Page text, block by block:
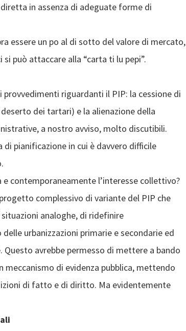
in assenza di adeguate forme di
essere un po al di sotto del valore di mercato,
può attaccare alla “carta ti lu pepi”.
riguardanti il PIP: la cessione di
dei tartari) e la alienazione della
a nostro avviso, molto discutibili.
di pianificazione in cui è davvero difficile
contemporaneamente l’interesse collettivo?
complessivo di variante del PIP che
analoghe, di ridefinire
urbanizzazioni primarie e secondarie ed
avrebbe permesso di mettere a bando
di evidenza pubblica, mettendo
di fatto e di diritto. Ma evidentemente